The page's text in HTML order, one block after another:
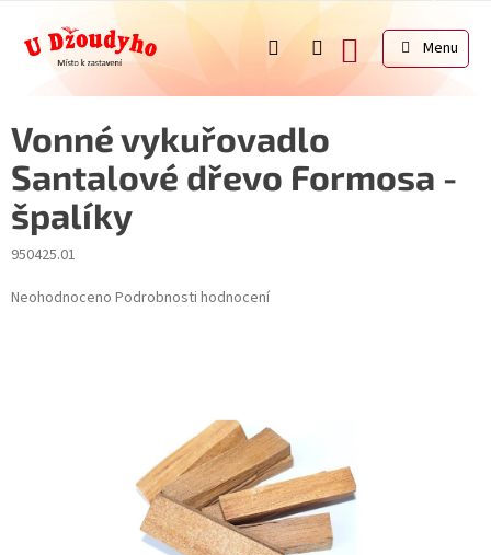
obsah
NÁKUPNÍ
KOŠÍK
Vonné vykuřovadlo
Santalové dřevo Formosa -
špalíky
950425.01
Průměrné
Neohodnoceno Podrobnosti hodnocení